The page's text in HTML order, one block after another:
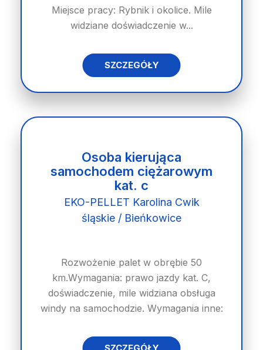
Miejsce pracy: Rybnik i okolice. Mile
widziane doświadczenie w...
SZCZEGÓŁY
Osoba kierująca
samochodem ciężarowym
kat. c
EKO-PELLET Karolina Cwik
śląskie / Bieńkowice
Rozwożenie palet w obrębie 50
km.Wymagania: prawo jazdy kat. C,
doświadczenie, mile widziana obsługa
windy na samochodzie. Wymagania inne: